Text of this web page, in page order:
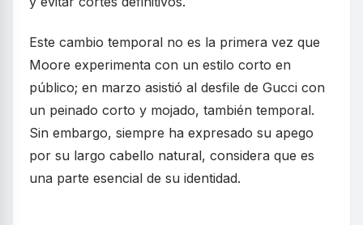
Este cambio temporal no es la primera vez que
Moore experimenta con un estilo corto en
público; en marzo asistió al desfile de Gucci con
un peinado corto y mojado, también temporal.
Sin embargo, siempre ha expresado su apego
por su largo cabello natural, considera que es
una parte esencial de su identidad.